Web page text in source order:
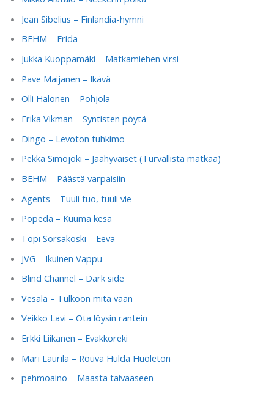
Jean Sibelius – Finlandia-hymni
BEHM – Frida
Jukka Kuoppamäki – Matkamiehen virsi
Pave Maijanen – Ikävä
Olli Halonen – Pohjola
Erika Vikman – Syntisten pöytä
Dingo – Levoton tuhkimo
Pekka Simojoki – Jäähyväiset (Turvallista matkaa)
BEHM – Päästä varpaisiin
Agents – Tuuli tuo, tuuli vie
Popeda – Kuuma kesä
Topi Sorsakoski – Eeva
JVG – Ikuinen Vappu
Blind Channel – Dark side
Vesala – Tulkoon mitä vaan
Veikko Lavi – Ota löysin rantein
Erkki Liikanen – Evakkoreki
Mari Laurila – Rouva Hulda Huoleton
pehmoaino – Maasta taivaaseen